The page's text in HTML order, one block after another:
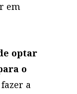
em
optar
o
a